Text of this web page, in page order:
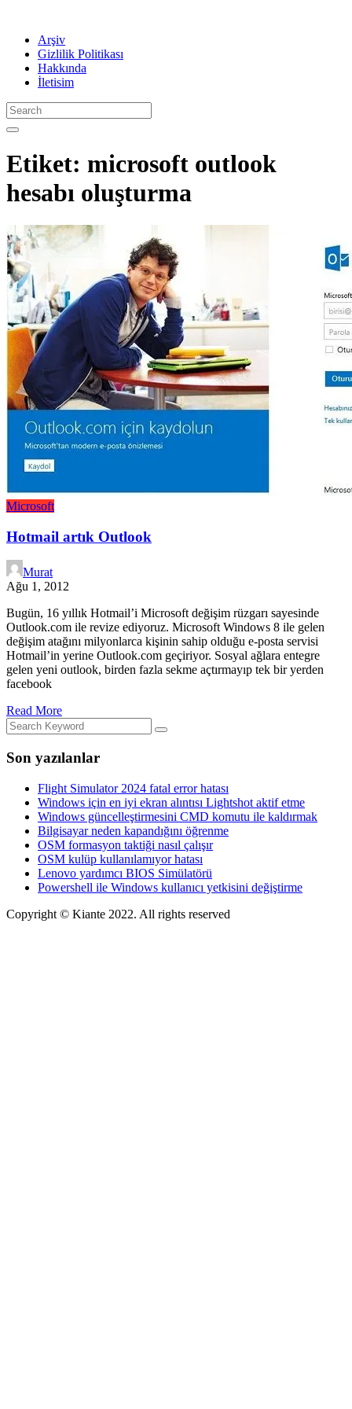
Arşiv
Gizlilik Politikası
Hakkında
İletisim
Etiket: microsoft outlook
hesabı oluşturma
Microsoft
Hotmail artık Outlook
Murat
Ağu 1, 2012
Bugün, 16 yıllık Hotmail’i Microsoft değişim rüzgarı sayesinde
Outlook.com ile revize ediyoruz. Microsoft Windows 8 ile gelen
değişim atağını milyonlarca kişinin sahip olduğu e-posta servisi
Hotmail’in yerine Outlook.com geçiriyor. Sosyal ağlara entegre
gelen yeni outlook, birden fazla sekme açtırmayıp tek bir yerden
facebook
Read More
Son yazılanlar
Flight Simulator 2024 fatal error hatası
Windows için en iyi ekran alıntısı Lightshot aktif etme
Windows güncelleştirmesini CMD komutu ile kaldırmak
Bilgisayar neden kapandığını öğrenme
OSM formasyon taktiği nasıl çalışır
OSM kulüp kullanılamıyor hatası
Lenovo yardımcı BIOS Simülatörü
Powershell ile Windows kullanıcı yetkisini değiştirme
Copyright © Kiante 2022. All rights reserved